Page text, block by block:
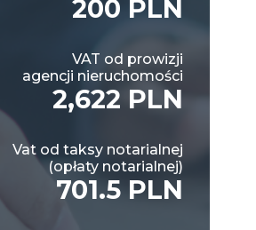
200 PLN
VAT od prowizji
agencji nieruchomości
2,622 PLN
Vat od taksy notarialnej
(opłaty notarialnej)
701.5 PLN